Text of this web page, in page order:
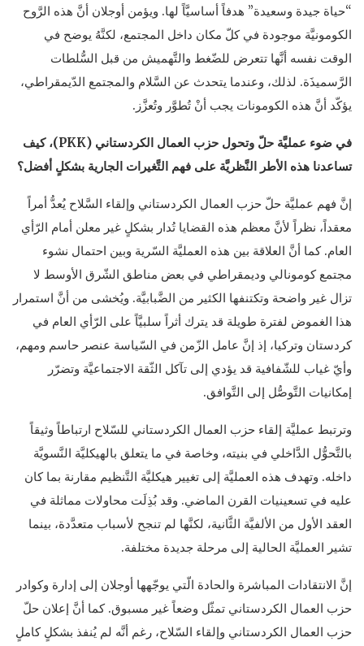
“حياة جيدة وسعيدة” هدفاً أساسيَّاً لها. ويؤمن أوجلان أنَّ هذه الرَّوح
الكومونيَّة موجودة في كلّ مكان داخل المجتمع، لكنَّهُ يوضح في
الوقت نفسه أنَّها تتعرض للضّغط والتَّهميش من قبل السُّلطات
الرَّسميذَة. لذلك، وعندما يتحدث عن السَّلام والمجتمع الدّيمقراطي،
يؤكّد أنَّ هذه الكومونات يجب أنْ تُطوَّر وتُعزَّز.
في ضوء عمليَّة حلّ وتحول حزب العمال الكردستاني (PKK)، كيف
تساعدنا هذه الأطر النَّظريَّة على فهم التَّغيرات الجارية بشكلٍ أفضل؟
إنَّ فهم عمليَّة حلّ حزب العمال الكردستاني وإلقاء السَّلاح يُعدُّ أمراً
معقداً، نظراً لأنَّ معظم هذه القضايا تُدار بشكلٍ غير معلن أمام الرّأي
العام. كما أنَّ العلاقة بين هذه العمليَّة السّرية وبين احتمال نشوء
مجتمع كومونالي وديمقراطي في بعض مناطق الشّرق الأوسط لا
تزال غير واضحة وتكتنفها الكثير من الضَّبابيَّة. ويُخشى من أنَّ استمرار
هذا الغموض لفترة طويلة قد يترك أثراً سلبيَّاً على الرّأي العام في
كردستان وتركيا، إذ إنَّ عامل الزّمن في السّياسة عنصر حاسم ومهم،
وأيّ غياب للشّفافية قد يؤدي إلى تآكل الثّقة الاجتماعيَّة وتضرّر
إمكانيات التَّوصُّل إلى التَّوافق.
وترتبط عمليَّة إلقاء حزب العمال الكردستاني للسّلاح ارتباطاً وثيقاً
بالتَّحوُّل الدَّاخلي في بنيته، وخاصة في ما يتعلق بالهيكليَّة النَّسويَّة
داخله. وتهدف هذه العمليَّة إلى تغيير هيكليَّة التَّنظيم مقارنة بما كان
عليه في تسعينيات القرن الماضي. وقد بُذِلَت محاولات مماثلة في
العقد الأول من الألفيَّة الثَّانية، لكنَّها لم تنجح لأسباب متعدَّدة، بينما
تشير العمليَّة الحالية إلى مرحلة جديدة مختلفة.
إنَّ الانتقادات المباشرة والحادة الّتي يوجّهها أوجلان إلى إدارة وكوادر
حزب العمال الكردستاني تمثّل وضعاً غير مسبوق. كما أنَّ إعلان حلّ
حزب العمال الكردستاني وإلقاء السّلاح، رغم أنَّه لم يُنفذ بشكلٍ كاملٍ